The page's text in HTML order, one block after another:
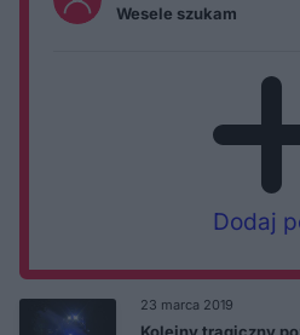
23 marca 2019
Wesele szukam
Dodaj